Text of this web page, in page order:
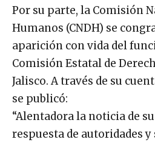
Por su parte, la Comisión
Humanos (CNDH) se
aparición con vida del
Comisión Estatal de
Jalisco. A través de su
se publicó:
“Alentadora la noticia de
respuesta de autoridades